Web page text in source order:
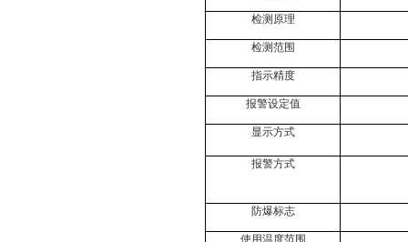
检测原理
检测范围
指示精度
报警设定值
显示方式
报警方式
防爆标志
使用温度范围